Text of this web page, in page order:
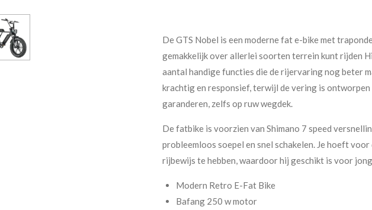
De GTS Nobel is een moderne fat e-bike met
gemakkelijk over allerlei soorten terrein kunt rijden
aantal handige functies die de rijervaring nog beter
krachtig en responsief, terwijl de vering is
garanderen, zelfs op ruw wegdek.
De fatbike is voorzien van Shimano 7 speed
probleemloos soepel en snel schakelen. Je hoeft voor
rijbewijs te hebben, waardoor hij geschikt is voor
Modern Retro E-Fat Bike
Bafang 250 w motor